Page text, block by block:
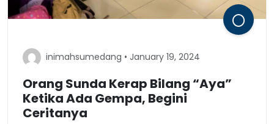
inimahsumedang • January 19, 2024
Orang Sunda Kerap Bilang “Aya”
Ketika Ada Gempa, Begini
Ceritanya